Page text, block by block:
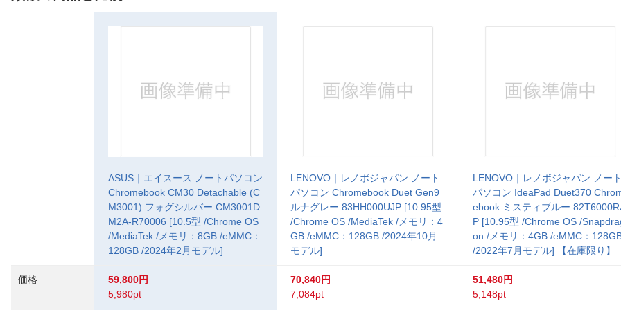
価格
ASUS｜エイスース ノートパソコン
Chromebook CM30 Detachable (C
M3001) フォグシルバー CM3001D
M2A-R70006 [10.5型 /Chrome OS
/MediaTek /メモリ：8GB /eMMC：
128GB /2024年2月モデル]
59,800円
5,980pt
LENOVO｜レノボジャパン ノート
パソコン Chromebook Duet Gen9
ルナグレー 83HH000UJP [10.95型
/Chrome OS /MediaTek /メモリ：4
GB /eMMC：128GB /2024年10月
モデル]
70,840円
7,084pt
LENOVO｜レノボジャパン ノート
パソコン IdeaPad Duet370
ebook ミスティブルー
P [10.95型 /Chrome OS /
on /メモリ：4GB /eMMC：
/2022年7月モデル] 【在庫限り】
51,480円
5,148pt